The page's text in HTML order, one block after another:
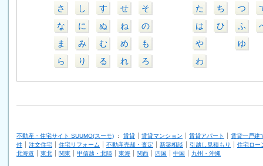
さ
し す せ
そ
な
に ぬ ね
の
ま
み む め
も
ら
り る れ ろ
た
ち つ
は
ひ ふ
や
ゆ
わ
不動産・住宅サイト SUUMO(スーモ) ： 賃貸 賃貸マンション 賃貸アパート
賃貸一戸建
件
注文住宅 住宅リフォーム 不動産売却・査定 新築相談 引越し見積もり
住宅ロー
北海道
東北 関東 甲信越・北陸 東海 関西 四国 中国 九州・沖縄